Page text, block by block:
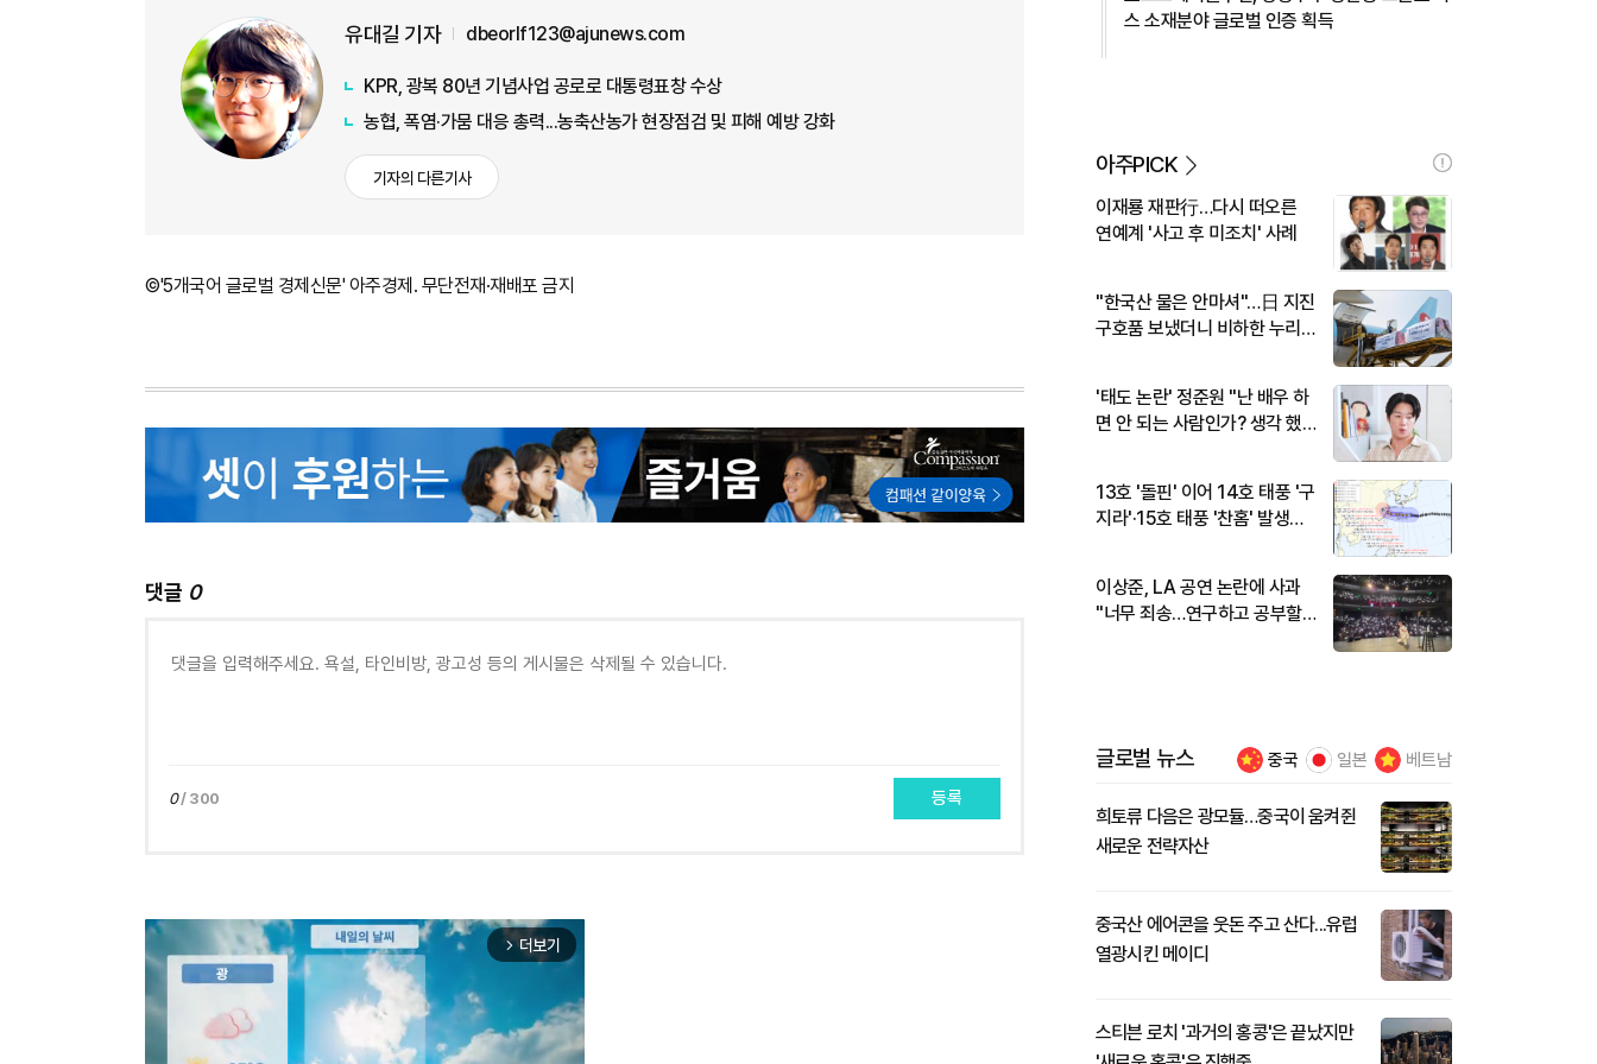
유대길 기자 dbeorlf123@ajunews.com
KPR, 광복 80년 기념사업 공로로 대통령표창 수상
농협, 폭염·가뭄 대응 총력...농축산농가 현장점검 및 피해 예방 강화
기자의 다른기사
©'5개국어 글로벌 경제신문' 아주경제. 무단전재·재배포 금지
댓글 0
0/ 300 등록
arrow_forward_ios 더보기
스 소재분야 글로벌 인증 획득
아주PICK
이재룡 재판行…다시 떠오른
연예계 '사고 후 미조치' 사례
"한국산 물은 안마셔"…日 지진
구호품 보냈더니 비하한 누리
'태도 논란' 정준원 "난 배우 하
면 안 되는 사람인가? 생각 했
13호 '돌핀' 이어 14호 태풍 '구
지라'·15호 태풍 '찬홈' 발생…
이상준, LA 공연 논란에 사과
"너무 죄송…연구하고 공부할
글로벌 뉴스 중국 일본 베트남
희토류 다음은 광모듈…중국이 움켜쥔
새로운 전략자산
중국산 에어콘을 웃돈 주고 산다...유럽
열광시킨 메이디
스티븐 로치 '과거의 홍콩'은 끝났지만